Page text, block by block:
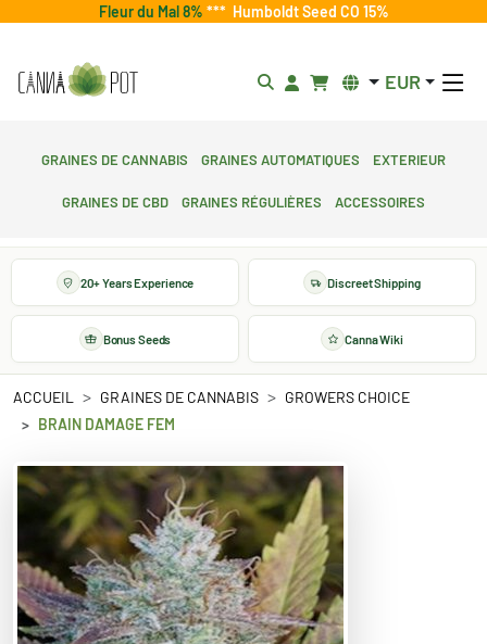
Fleur du Mal 8% *** Humboldt Seed CO 15%
EUR
Graines de cannabis Graines automatiques
Exterieur
Graines de CBD Graines régulières Accessoires
20+ Years Experience Discreet Shipping
Bonus Seeds Canna Wiki
ACCUEIL GRAINES DE CANNABIS
GROWERS CHOICE
BRAIN DAMAGE FEM